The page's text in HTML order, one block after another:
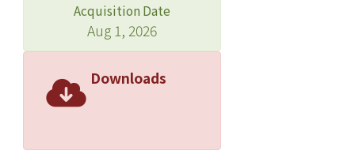
Acquisition Date
Aug 1, 2026
Downloads